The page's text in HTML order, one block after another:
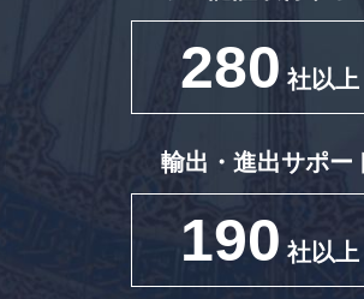
280 社以上
輸出・進出サポー
190 社以上